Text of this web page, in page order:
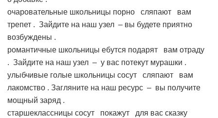
очаровательные школьницы порно
сляпают вам
трепет . Зайдите на наш узел – вы будете приятно
возбуждены .
романтичные школьницы ебутся подарят вам отраду
. Зайдите на наш узел – у вас потекут мурашки .
улыбчивые голые школьницы сосут
сляпают вам
лакомство . Загляните на наш ресурс – вы получите
мощный заряд .
старшеклассницы сосут
покажут для вас сказку